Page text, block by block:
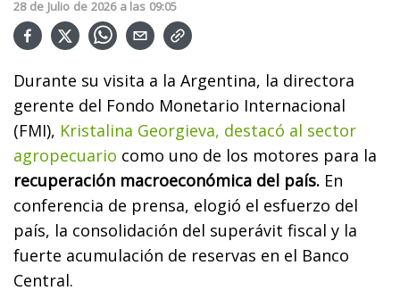
28 de Julio de 2026 a las 09:05
Durante su visita a la Argentina, la directora
gerente del Fondo Monetario Internacional
(FMI), Kristalina Georgieva, destacó al sector
agropecuario como uno de los motores para la
recuperación macroeconómica del país. En
conferencia de prensa, elogió el esfuerzo del
país, la consolidación del superávit fiscal y la
fuerte acumulación de reservas en el Banco
Central.